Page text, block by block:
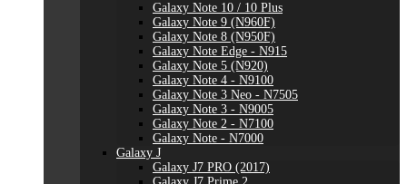
Galaxy Note 10 / 10 Plus
Galaxy Note 9 (N960F)
Galaxy Note 8 (N950F)
Galaxy Note Edge - N915
Galaxy Note 5 (N920)
Galaxy Note 4 - N9100
Galaxy Note 3 Neo - N7505
Galaxy Note 3 - N9005
Galaxy Note 2 - N7100
Galaxy Note - N7000
Galaxy J
Galaxy J7 PRO (2017)